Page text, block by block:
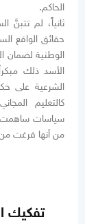
الحاكم.
ثانياً، لم تتبنَّ
حقائق الواقع
الوطنية لضمان
الأسد ذلك
الشرعية على
كالتعليم
سياسات ساهمت
من أنها فرغت
تفكيك